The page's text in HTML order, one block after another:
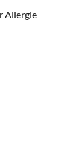
Allergie